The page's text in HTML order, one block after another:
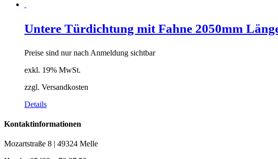
Untere Türdichtung mit Fahne 2050mm
Preise sind nur nach Anmeldung sichtbar
exkl. 19% MwSt.
zzgl. Versandkosten
Details
Kontaktinformationen
Mozartstraße 8 | 49324 Melle